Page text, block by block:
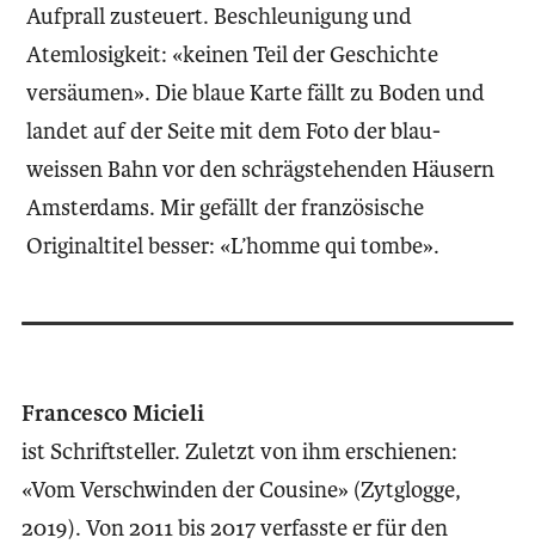
Aufprall zusteuert. Beschleunigung und
Atemlosigkeit: «keinen Teil der Geschichte
versäumen». Die blaue Karte fällt zu Boden und
landet auf der Seite mit dem Foto der blau-
weissen Bahn vor den schrägstehenden Häusern
Amsterdams. Mir gefällt der französische
Originaltitel besser: «L’homme qui tombe».
Francesco Micieli
ist Schriftsteller. Zuletzt von ihm erschienen:
«Vom Verschwinden der Cousine» (Zytglogge,
2019). Von 2011 bis 2017 verfasste er für den